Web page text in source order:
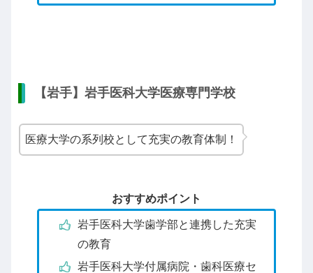
【岩手】岩手医科大学医療専門学校
医療大学の系列校として充実の教育体制！
おすすめポイント
岩手医科大学歯学部と連携した充実
の教育
岩手医科大学付属病院・歯科医療セ